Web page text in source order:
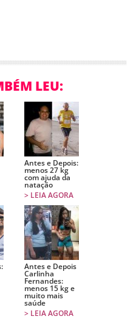
LEU:
Antes e Depois:
menos 27 kg
com ajuda da
natação
> LEIA AGORA
Antes e Depois
Carlinha
Fernandes:
menos 15 kg e
muito mais
saúde
> LEIA AGORA